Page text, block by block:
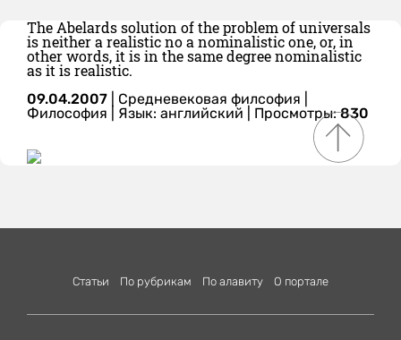
The Abelards solution of the problem of universals
is neither a realistic no a nominalistic one, or, in
other words, it is in the same degree nominalistic
as it is realistic.
09.04.2007 Средневековая филсофия
Философия
Язык: английский | Просмотры:830
Статьи По рубрикам По алавиту О портале